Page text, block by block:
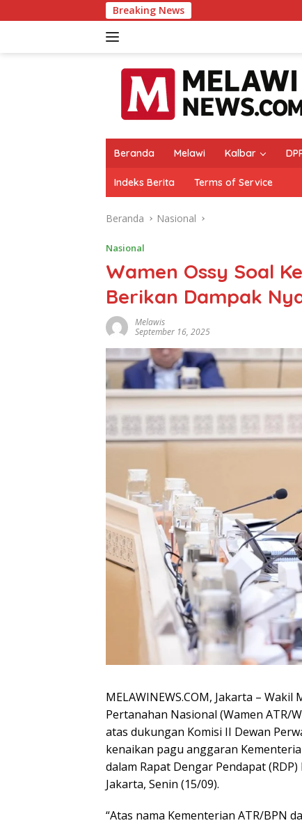
ke
Breaking News
Beranda Melawi Kalbar
Indeks Berita Terms of Service
Beranda Nasional
Nasional
Wamen Ossy Soal
Berikan Dampak
Melawis
September 16, 2025
MELAWINEWS.COM, Jakarta –
Pertanahan Nasional (Wamen ATR/
atas dukungan Komisi II Dewan
kenaikan pagu anggaran
dalam Rapat Dengar Pendapat
Jakarta, Senin (15/09).
“Atas nama Kementerian ATR/BPN